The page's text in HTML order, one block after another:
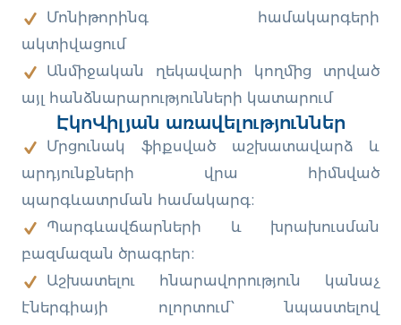
Մոնիթորինգ համակարգերի
ակտիվացում
Անմիջական ղեկավարի կողմից տրված
այլ հանձնարարությունների կատարում
ԷկոՎիլյան առավելություններ
Մրցունակ ֆիքսված աշխատավարձ և
արդյունքների վրա հիմնված
պարգևատրման համակարգ։
Պարգևավճարների և խրախուսման
բազմազան ծրագրեր։
Աշխատելու հնարավորություն կանաչ
էներգիայի ոլորտում՝ նպաստելով